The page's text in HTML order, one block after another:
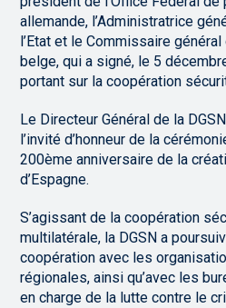
allemande, l’Administratrice
l’Etat et le Commissaire
belge, qui a signé, le 5
portant sur la coopération
Le Directeur Général de la
l’invité d’honneur de la
200ème anniversaire de la
d’Espagne.
S’agissant de la coopération
multilatérale, la DGSN a
coopération avec les
régionales, ainsi qu’avec les
en charge de la lutte contre le